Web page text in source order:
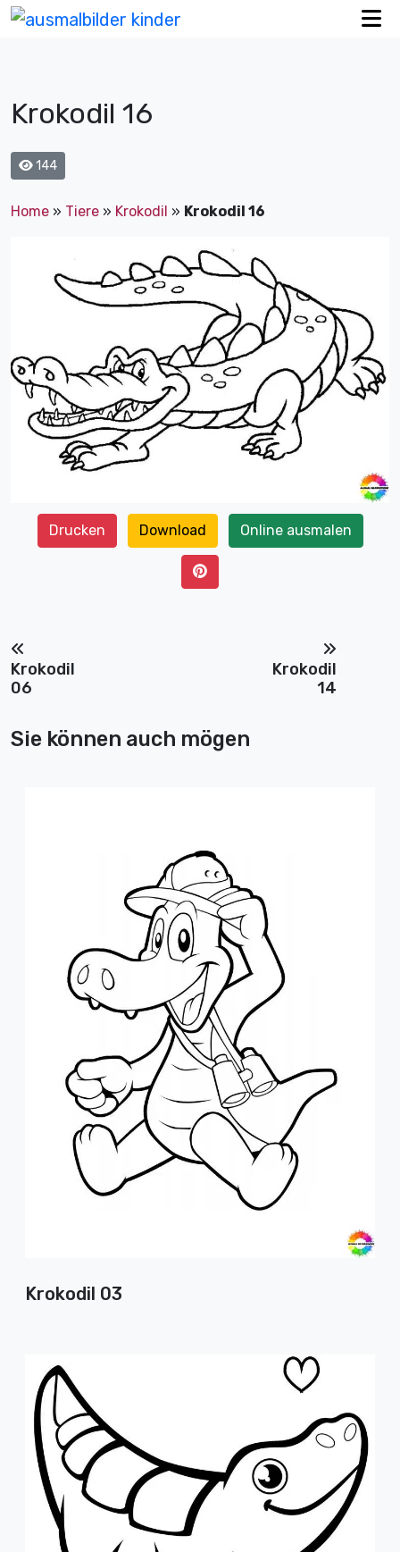
Krokodil 16
144
Home » Tiere » Krokodil » Krokodil 16
Drucken Download Online ausmalen
Krokodil
06
Krokodil
14
Sie können auch mögen
Krokodil 03